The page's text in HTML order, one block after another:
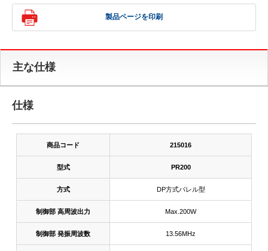
製品ページを印刷
主な仕様
仕様
商品コード 215016
型式 PR200
方式 DP方式バレル型
制御部 高周波出力 Max.200W
制御部 発振周波数 13.56MHz